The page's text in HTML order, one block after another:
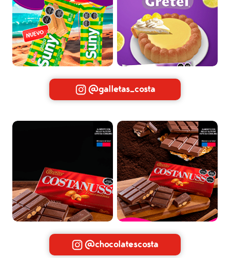
@galletas_costa
@chocolatescosta